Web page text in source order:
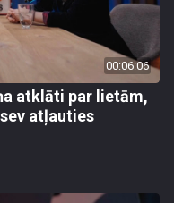
00:06:06
atklāti par lietām,
atļauties